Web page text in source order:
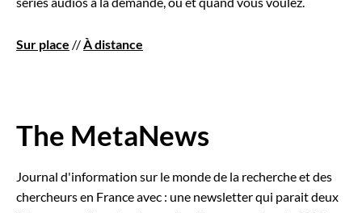
Sur place //À distance
The MetaNews
Journal d'information sur le monde de la recherche et des
chercheurs en France avec : une newsletter qui parait deux